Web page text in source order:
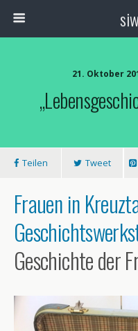
21. Oktober
Teilen Tweet
Frauen in
Geschichte der